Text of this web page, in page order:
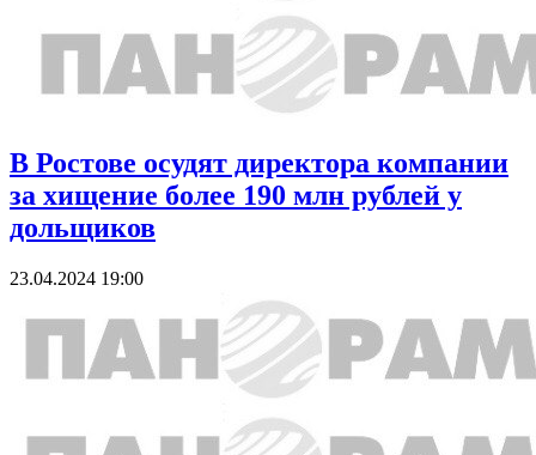
В Ростове осудят директора компании
за хищение более 190 млн рублей у
дольщиков
23.04.2024 19:00